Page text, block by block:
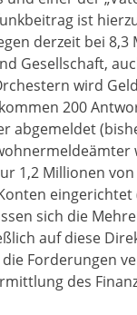
ist
derzeit bei
Gesellschaft,
wird
200
abgemeldet
1,2 Millionen
sich die
auf diese
Forderungen
des